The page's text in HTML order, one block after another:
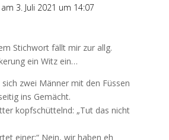
am 3. Juli 2021 um 14:07
Stichwort fällt mir zur allg.
ein Witz ein…
zwei Männer mit den Füssen
ins Gemächt.
kopfschüttelnd: „Tut das nicht
einer:“ Nein, wir haben eh